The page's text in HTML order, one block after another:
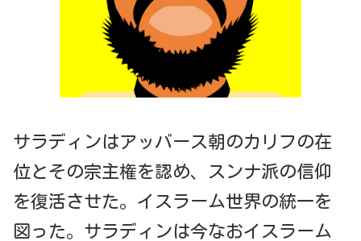
サラディンはアッバース朝のカリフの在
位とその宗主権を認め、スンナ派の信仰
を復活させた。イスラーム世界の統一を
図った。サラディンは今なおイスラーム